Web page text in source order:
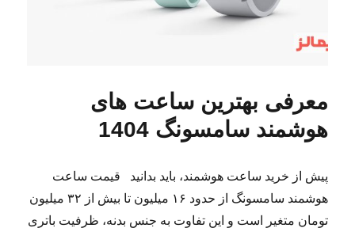
معرفی بهترین ساعت های
هوشمند سامسونگ 1404
پیش از خرید ساعت هوشمند، باید بدانید قیمت ساعت
هوشمند سامسونگ از حدود ۱۶ میلیون تا بیش از ۳۲ میلیون
تومان متغیر است و این تفاوت به جنس بدنه، ظرفیت باتری